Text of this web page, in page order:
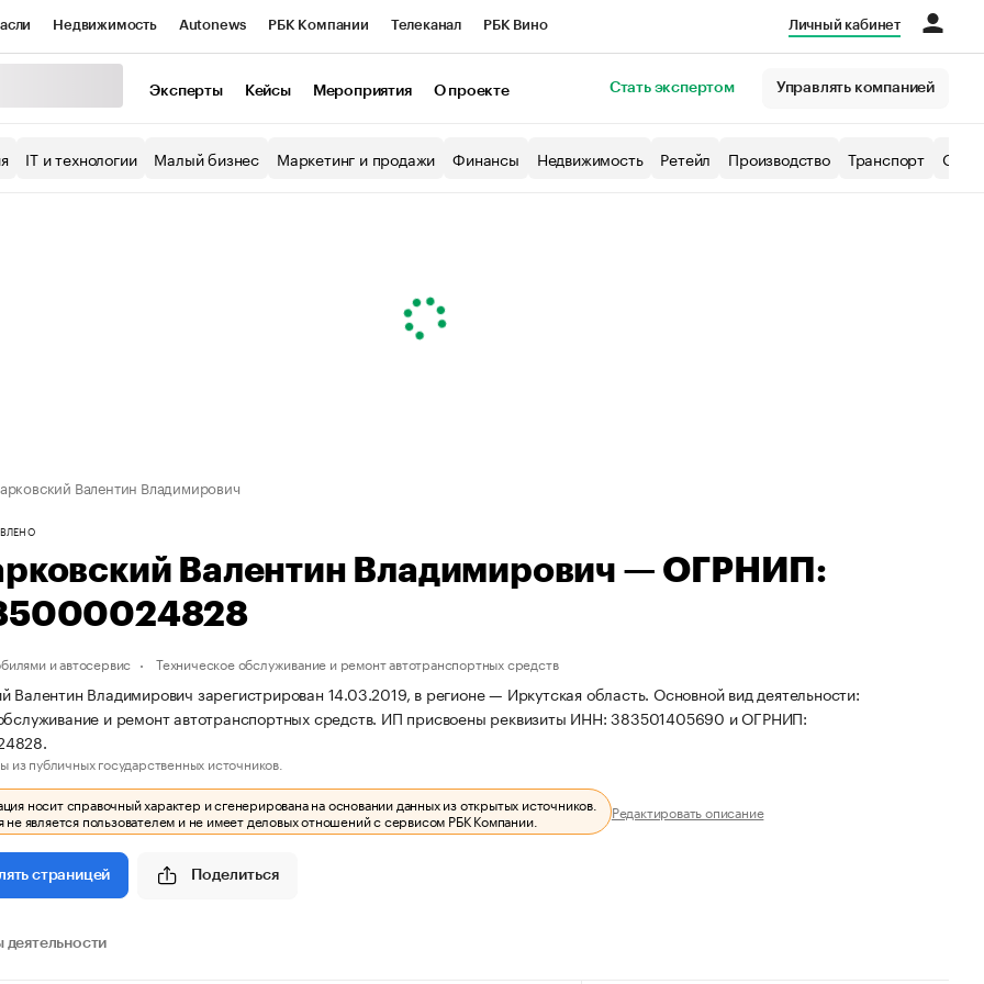
Недвижимость Autonews РБК Компании Телеканал РБК Вино
Экономика Бизнес
Личный кабинет
Эксперты Кейсы Мероприятия О проекте Стать экспертом Управлять компанией
IT и технологии Малый бизнес Маркетинг и продажи Финансы Недвижимость Ретейл Производство Транспорт
Валентин Владимирович
Валентин Владимирович — ОГРНИП:
и автосервис Техническое обслуживание и ремонт автотранспортных средств
Валентин Владимирович зарегистрирован 14.03.2019, в регионе — Иркутская область. Основной вид деятельности:
и ремонт автотранспортных средств. ИП присвоены реквизиты ИНН: 383501405690 и ОГРНИП:
из публичных государственных источников.
носит справочный характер и сгенерирована на основании данных из открытых источников.
не является пользователем и не имеет деловых отношений с сервисом РБК Компании. Редактировать описание
страницей Поделиться
деятельности